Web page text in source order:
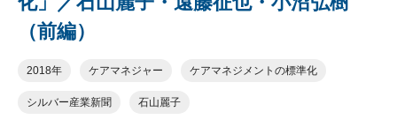
（前編）
2018年 ケアマネジャー ケアマネジメントの標準化
シルバー産業新聞 石山麗子